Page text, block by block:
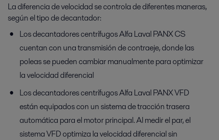
La diferencia de velocidad se controla de diferentes maneras,
según el tipo de decantador:
Los decantadores centrífugos Alfa Laval PANX CS
cuentan con una transmisión de contraeje, donde las
poleas se pueden cambiar manualmente para optimizar
la velocidad diferencial
Los decantadores centrífugos Alfa Laval PANX VFD
están equipados con un sistema de tracción trasera
automática para el motor principal. Al medir el par, el
sistema VFD optimiza la velocidad diferencial sin